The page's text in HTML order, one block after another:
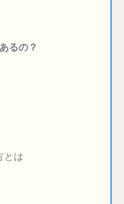
るの？
とは